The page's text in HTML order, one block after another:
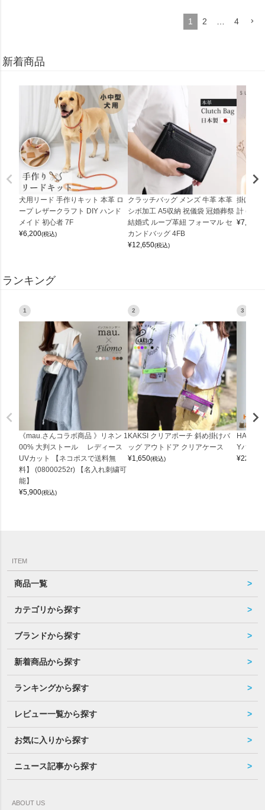
1 2 4
新着商品
犬用リード 手作りキット 本革 ロ
ープ レザークラフト DIY ハンド
メイド 初心者 7F
¥6,200(税込)
クラッチバッグ メンズ 牛革 本革
シボ加工 A5収納 祝儀袋 冠婚葬祭
結婚式 ループ革紐 フォーマル セ
カンドバッグ 4FB
¥12,650(税込)
掛け時
計
¥7,150
ランキング
1
《mau.さんコラボ商品 》リネン 1
00% 大判ストール レディース
UVカット 【ネコポスで送料無
料】 (08000252r) 【名入れ刺繍可
能】
¥5,900(税込)
2
KAKSI クリアポーチ 斜め掛けバ
ッグ アウトドア クリアケース
¥1,650(税込)
3
Yバッグ
¥22,000
ITEM
商品一覧
カテゴリから探す
ブランドから探す
新着商品から探す
ランキングから探す
レビュー一覧から探す
お気に入りから探す
ニュース記事から探す
ABOUT US